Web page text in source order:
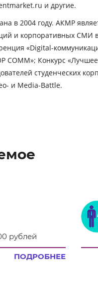
и другие.
в 2004 году. АКМР
и корпоративных СМИ
«Digital-
Конкурс
студенческих
и Media-Battle.
рублей
ПОДРОБНЕЕ